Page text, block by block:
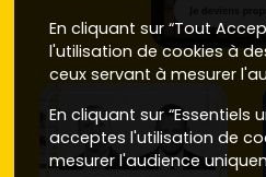
En cliquant sur “Tout
l'utilisation de cookies à
ceux servant à mesurer
En cliquant sur “Essentiels
acceptes l'utilisation de
mesurer l'audience